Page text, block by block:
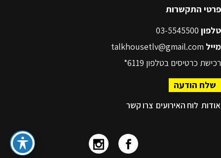
פרטי התקשרות
טלפון
מייל talkhousetlv@gmail.com
רכישת כרטיסים בטלפון 6119*
שלח הודעה
אודות לוח האירועים צרו קשר